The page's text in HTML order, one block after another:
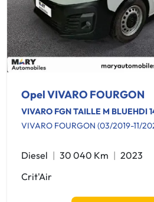
Opel VIVARO FOURGON
VIVARO FGN TAILLE M BLUEHDI
VIVARO FOURGON (03/2019-11/
Diesel 30 040 Km
2023
Crit'Air